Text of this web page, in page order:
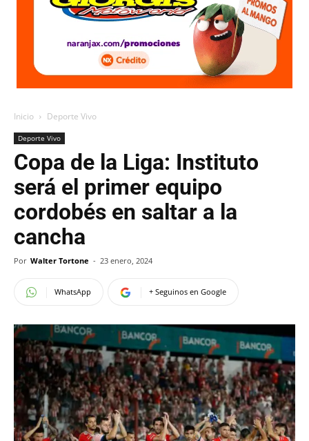
Inicio Deporte Vivo
Deporte Vivo
Copa de la Liga: Instituto
será el primer equipo
cordobés en saltar a la
cancha
Por Walter Tortone - 23 enero, 2024
WhatsApp + Seguinos en Google